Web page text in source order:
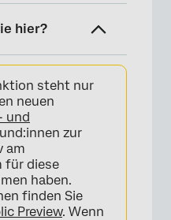
hier?
navigieren
Sozialdaten
Projekten des
steht nur
neuen
und
zur
am
für diese
haben.
finden Sie
Preview. Wenn